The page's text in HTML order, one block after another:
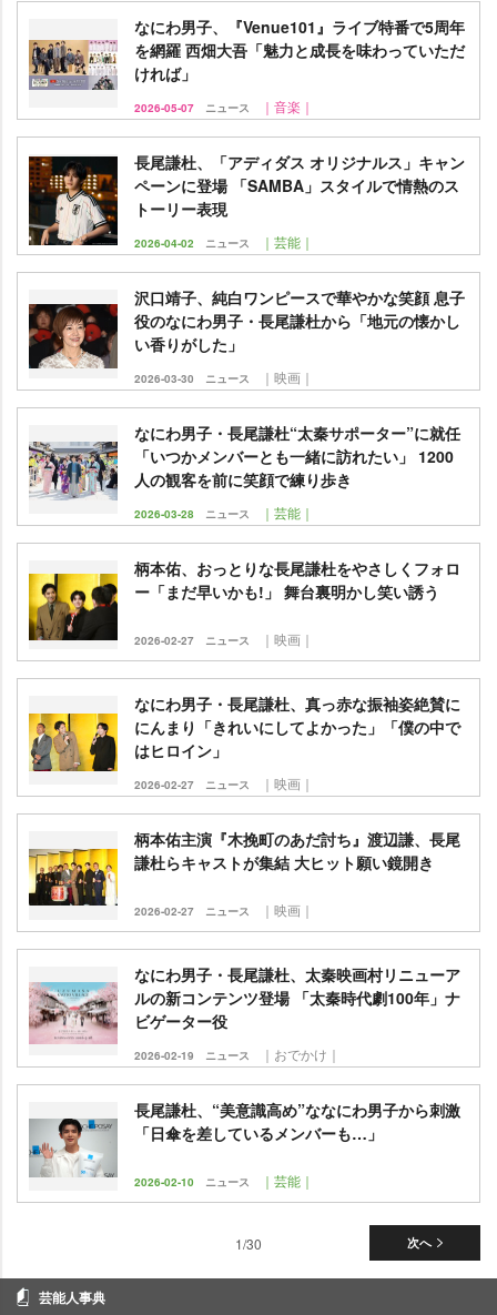
なにわ男子、『Venue101』ライブ特番で5周年
を網羅 西畑大吾「魅力と成長を味わっていただ
ければ」
2026-05-07 ニュース ｜音楽｜
長尾謙杜、「アディダス オリジナルス」キャン
ペーンに登場 「SAMBA」スタイルで情熱のス
トーリー表現
2026-04-02 ニュース ｜芸能｜
沢口靖子、純白ワンピースで華やかな笑顔 息子
役のなにわ男子・長尾謙杜から「地元の懐かし
い香りがした」
2026-03-30 ニュース ｜映画｜
なにわ男子・長尾謙杜“太秦サポーター”に就任
「いつかメンバーとも一緒に訪れたい」 1200
人の観客を前に笑顔で練り歩き
2026-03-28 ニュース ｜芸能｜
柄本佑、おっとりな長尾謙杜をやさしくフォロ
ー「まだ早いかも!」 舞台裏明かし笑い誘う
2026-02-27 ニュース ｜映画｜
なにわ男子・長尾謙杜、真っ赤な振袖姿絶賛に
にんまり「きれいにしてよかった」「僕の中で
はヒロイン」
2026-02-27 ニュース ｜映画｜
柄本佑主演『木挽町のあだ討ち』渡辺謙、長尾
謙杜らキャストが集結 大ヒット願い鏡開き
2026-02-27 ニュース ｜映画｜
なにわ男子・長尾謙杜、太秦映画村リニューア
ルの新コンテンツ登場 「太秦時代劇100年」ナ
ビゲーター役
2026-02-19 ニュース ｜おでかけ｜
長尾謙杜、“美意識高め”ななにわ男子から刺激
「日傘を差しているメンバーも…」
2026-02-10 ニュース ｜芸能｜
次へ
1/30
芸能人事典